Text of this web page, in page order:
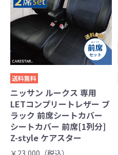
送料無料
ニッサン ルークス 専用
LETコンプリートレザー ブ
ラック 前席シートカバー
シートカバー 前席[1列分]
Z-style ケアスター
￥23,000（税込）